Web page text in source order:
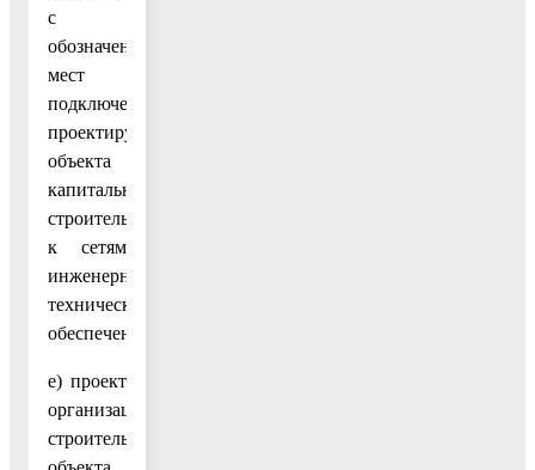
с
обозначением
мест
подключения
проектируемого
объекта
капитального
строительства
к сетям
инженерно-
технического
обеспечения;
е) проект
организации
строительства